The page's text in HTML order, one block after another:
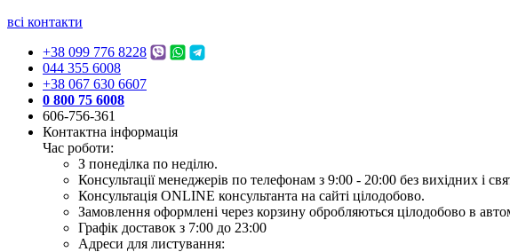
всі контакти
+38 099 776 8228
044 355 6008
+38 067 630 6607
0 800 75 6008
606-756-361
Контактна інформація
Час роботи:
З понеділка по неділю.
Консультації менеджерів по телефонам з 9:00 - 20:00 без вихідних і
Консультація ONLINE консультанта на сайті цілодобово.
Замовлення оформлені через корзину обробляються цілодобово в
Графік доставок з 7:00 до 23:00
Адреси для листування: